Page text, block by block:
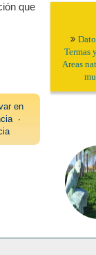
que
en
∙
Termas
Areas